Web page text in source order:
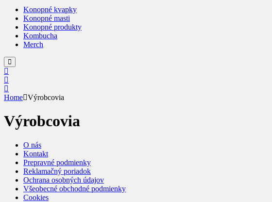
Konopné kvapky
Konopné masti
Konopné produkty
Kombucha
Merch
Home Výrobcovia
Výrobcovia
O nás
Kontakt
Prepravné podmienky
Reklamačný poriadok
Ochrana osobných údajov
Všeobecné obchodné podmienky
Cookies